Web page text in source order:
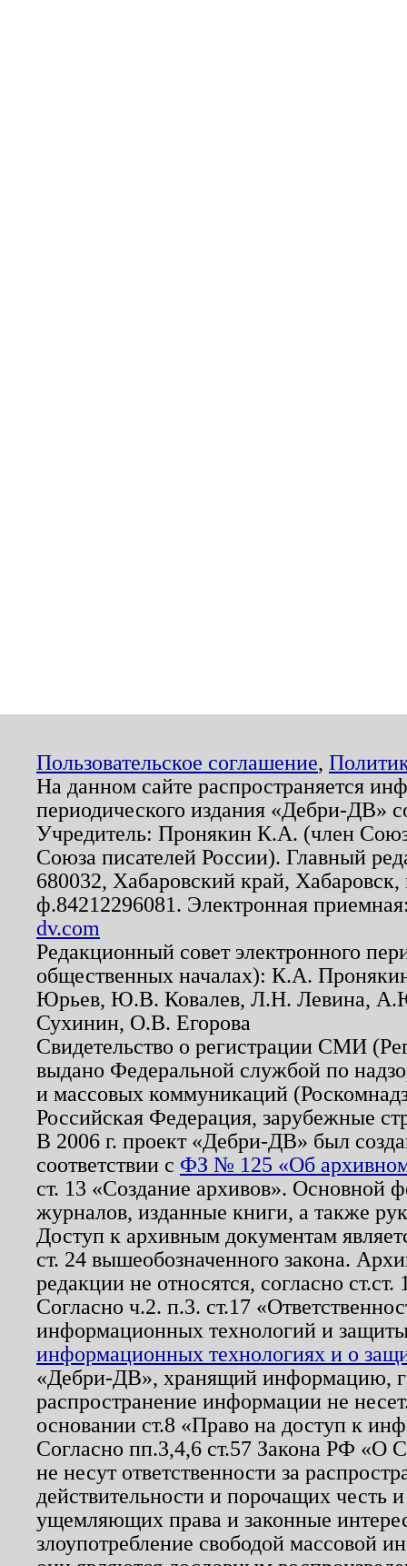
Пользовательское соглашение,
На данном сайте распространяется
периодического издания «Дебри-ДВ»
Учредитель: Пронякин К.А. (член
Союза писателей России). Главный
680032, Хабаровский край,
ф.84212296081. Электронная
dv.com
Редакционный совет электронного
общественных началах): К.А.
Юрьев, Ю.В. Ковалев, Л.Н. Левина,
Сухинин, О.В. Егорова
Свидетельство о регистрации СМИ
выдано Федеральной службой по
и массовых коммуникаций
Российская Федерация, зарубежные
В 2006 г. проект «Дебри-ДВ» был
соответствии с ФЗ № 125 «Об
ст. 13 «Создание архивов». Основной
журналов, изданные книги, а также
Доступ к архивным документам
ст. 24 вышеобозначенного закона.
редакции не относятся, согласно
Согласно ч.2. п.3. ст.17
информационных технологий и
информационных технологиях и о
«Дебри-ДВ», хранящий информацию,
распространение информации не
основании ст.8 «Право на доступ к
Согласно пп.3,4,6 ст.57 Закона РФ «О
не несут ответственности за
действительности и порочащих честь
ущемляющих права и законные
злоупотребление свободой массовой